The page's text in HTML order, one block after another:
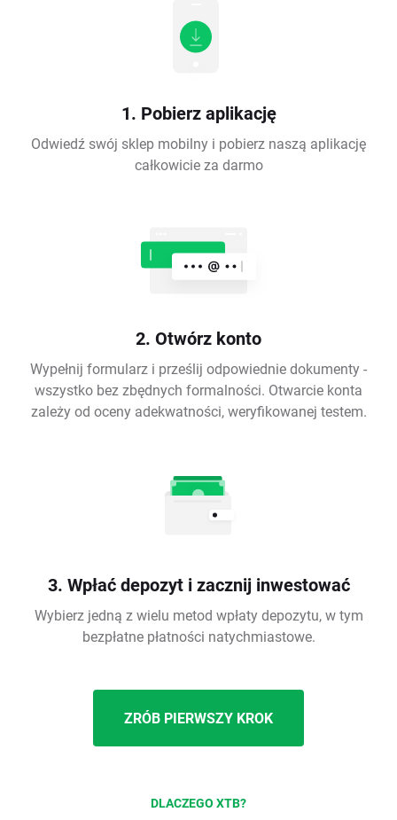
1. Pobierz aplikację
Odwiedź swój sklep mobilny i pobierz naszą aplikację
całkowicie za darmo
2. Otwórz konto
Wypełnij formularz i prześlij odpowiednie dokumenty -
wszystko bez zbędnych formalności. Otwarcie konta
zależy od oceny adekwatności, weryfikowanej testem.
3. Wpłać depozyt i zacznij inwestować
Wybierz jedną z wielu metod wpłaty depozytu, w tym
bezpłatne płatności natychmiastowe.
ZRÓB PIERWSZY KROK
DLACZEGO XTB?